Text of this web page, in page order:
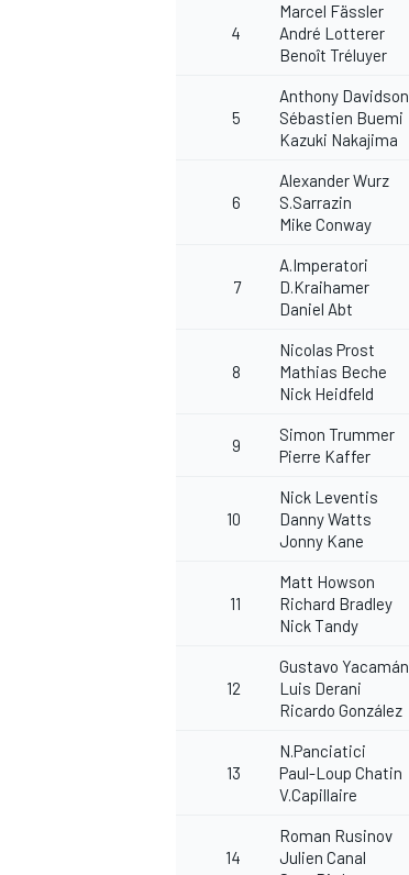
4
Marcel Fässler
André Lotterer
Benoît Tréluyer
5
Anthony Davidson
Sébastien Buemi
Kazuki Nakajima
6
Alexander Wurz
S.Sarrazin
Mike Conway
7
A.Imperatori
D.Kraihamer
Daniel Abt
8
Nicolas Prost
Mathias Beche
Nick Heidfeld
9
Simon Trummer
Pierre Kaffer
10
Nick Leventis
Danny Watts
Jonny Kane
11
Matt Howson
Richard Bradley
Nick Tandy
12
Gustavo Yacamán
Luis Derani
Ricardo González
13
N.Panciatici
Paul-Loup Chatin
V.Capillaire
14
Roman Rusinov
Julien Canal